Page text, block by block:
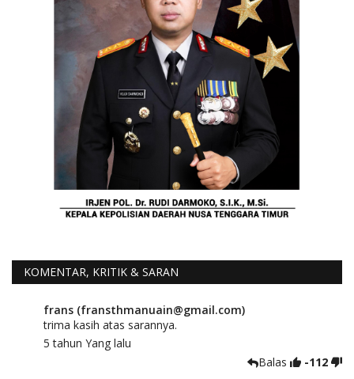
KOMENTAR, KRITIK & SARAN
frans (fransthmanuain@gmail.com)
trima kasih atas sarannya.
5 tahun Yang lalu
Balas
-112